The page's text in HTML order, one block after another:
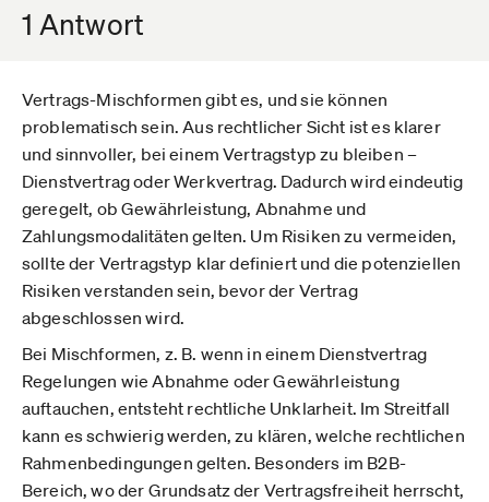
1 Antwort
Vertrags-Mischformen gibt es, und sie können
problematisch sein. Aus rechtlicher Sicht ist es klarer
und sinnvoller, bei einem Vertragstyp zu bleiben –
Dienstvertrag oder Werkvertrag. Dadurch wird eindeutig
geregelt, ob Gewährleistung, Abnahme und
Zahlungsmodalitäten gelten. Um Risiken zu vermeiden,
sollte der Vertragstyp klar definiert und die potenziellen
Risiken verstanden sein, bevor der Vertrag
abgeschlossen wird.
Bei Mischformen, z. B. wenn in einem Dienstvertrag
Regelungen wie Abnahme oder Gewährleistung
auftauchen, entsteht rechtliche Unklarheit. Im Streitfall
kann es schwierig werden, zu klären, welche rechtlichen
Rahmenbedingungen gelten. Besonders im B2B-
Bereich, wo der Grundsatz der Vertragsfreiheit herrscht,